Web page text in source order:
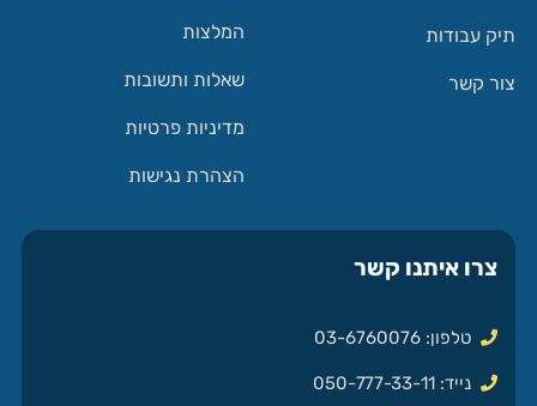
תיק עבודות
צור קשר
המלצות
שאלות ותשובות
מדיניות פרטיות
הצהרת נגישות
צרו איתנו קשר
טלפון: 03-6760076
נייד: 050-777-33-11